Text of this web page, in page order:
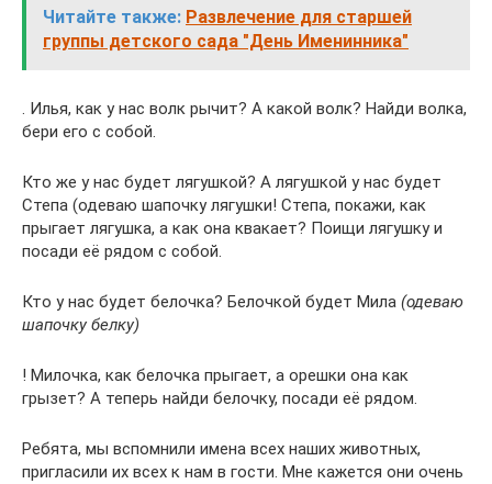
Читайте также: Развлечение для старшей
группы детского сада "День Именинника"
. Илья, как у нас волк рычит? А какой волк? Найди волка,
бери его с собой.
Кто же у нас будет лягушкой? А лягушкой у нас будет
Степа (одеваю шапочку лягушки! Степа, покажи, как
прыгает лягушка, а как она квакает? Поищи лягушку и
посади её рядом с собой.
Кто у нас будет белочка? Белочкой будет Мила (одеваю
шапочку белку)
! Милочка, как белочка прыгает, а орешки она как
грызет? А теперь найди белочку, посади её рядом.
Ребята, мы вспомнили имена всех наших животных,
пригласили их всех к нам в гости. Мне кажется они очень